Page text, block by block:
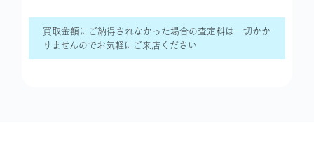
買取金額にご納得されなかった場合の査定料は一切かか
りませんのでお気軽にご来店ください